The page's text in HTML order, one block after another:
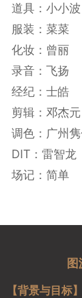
道具：小小波
服装：菜菜
化妆：曾丽
录音：飞扬
经纪：士皓
剪辑：邓杰元
调色：广州
DIT：雷智龙
场记：简单
图
【背景与目标】